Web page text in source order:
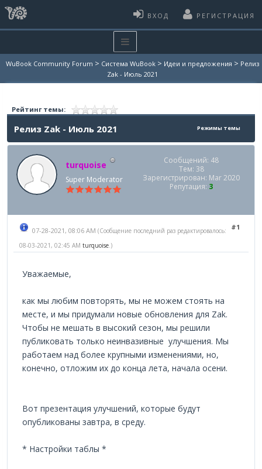
ВХОД РЕГИСТРАЦИЯ
WuBook Community Forum > Система WuBook > Идеи и предложения > Релиз
Zak - Июль 2021
Рейтинг темы:
Режимы темы
Релиз Zak - Июль 2021
turquoise
Super Moderator
Сообщений: 48
Тем: 38
Зарегистрирован: Mar 2020
Репутация: 3
#1
07-28-2021, 08:06 AM (Сообщение последний раз редактировалось:
08-03-2021, 02:45 AM turquoise .)
Уважаемые,
как мы любим повторять, мы не можем стоять на
месте, и мы придумали новые обновления для Zak.
Чтобы не мешать в высокий сезон, мы решили
публиковать только неинвазивные улучшения. Мы
работаем над более крупными изменениями, но,
конечно, отложим их до конца лета, начала осени.
Вот презентация улучшений, которые будут
опубликованы завтра, в среду.
* Настройки таблы *